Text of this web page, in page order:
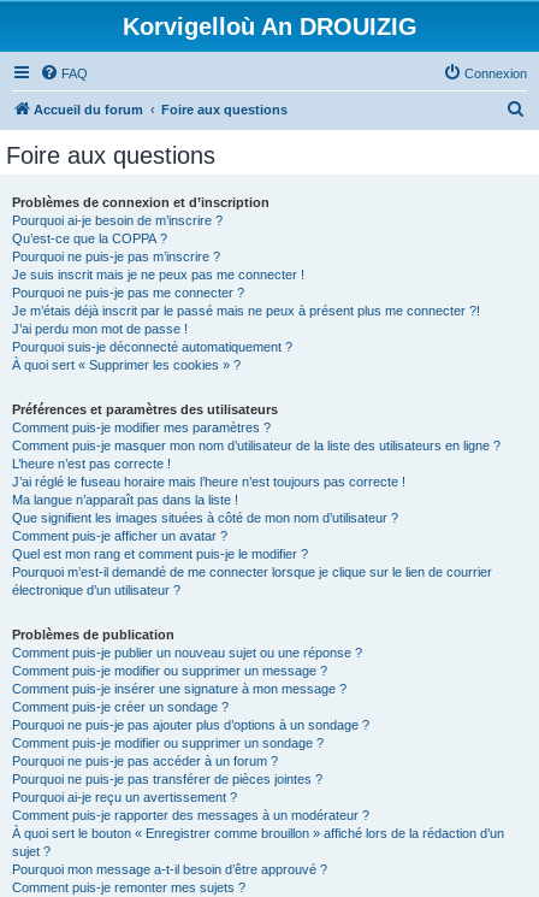
Korvigelloù An DROUIZIG
FAQ Connexion
Accueil du forum Foire aux questions
Foire aux questions
Problèmes de connexion et d’inscription
Pourquoi ai-je besoin de m’inscrire ?
Qu’est-ce que la COPPA ?
Pourquoi ne puis-je pas m’inscrire ?
Je suis inscrit mais je ne peux pas me connecter !
Pourquoi ne puis-je pas me connecter ?
Je m’étais déjà inscrit par le passé mais ne peux à présent plus me connecter ?!
J’ai perdu mon mot de passe !
Pourquoi suis-je déconnecté automatiquement ?
À quoi sert « Supprimer les cookies » ?
Préférences et paramètres des utilisateurs
Comment puis-je modifier mes paramètres ?
Comment puis-je masquer mon nom d’utilisateur de la liste des utilisateurs en ligne ?
L’heure n’est pas correcte !
J’ai réglé le fuseau horaire mais l’heure n’est toujours pas correcte !
Ma langue n’apparaît pas dans la liste !
Que signifient les images situées à côté de mon nom d’utilisateur ?
Comment puis-je afficher un avatar ?
Quel est mon rang et comment puis-je le modifier ?
Pourquoi m’est-il demandé de me connecter lorsque je clique sur le lien de courrier
électronique d’un utilisateur ?
Problèmes de publication
Comment puis-je publier un nouveau sujet ou une réponse ?
Comment puis-je modifier ou supprimer un message ?
Comment puis-je insérer une signature à mon message ?
Comment puis-je créer un sondage ?
Pourquoi ne puis-je pas ajouter plus d’options à un sondage ?
Comment puis-je modifier ou supprimer un sondage ?
Pourquoi ne puis-je pas accéder à un forum ?
Pourquoi ne puis-je pas transférer de pièces jointes ?
Pourquoi ai-je reçu un avertissement ?
Comment puis-je rapporter des messages à un modérateur ?
À quoi sert le bouton « Enregistrer comme brouillon » affiché lors de la rédaction d’un
sujet ?
Pourquoi mon message a-t-il besoin d’être approuvé ?
Comment puis-je remonter mes sujets ?